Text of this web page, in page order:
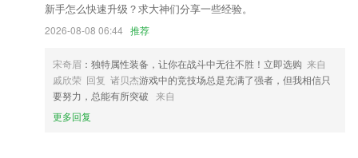
新手怎么快速升级？求大神们分享一些经验。
2026-08-08 06:44 推荐
宋奇眉 ：独特属性装备，让你在战斗中无往不胜！立即选购 来自
戚欣荣 回复 诸贝杰游戏中的竞技场总是充满了强者，但我相信只
要努力，总能有所突破 来自
更多回复